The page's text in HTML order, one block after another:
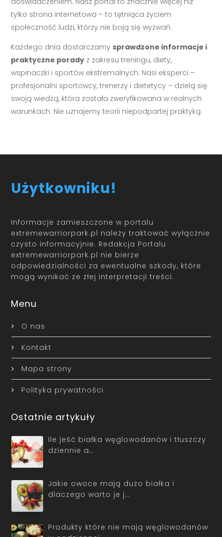
tylko strona internetowa – to tętniąca życiem
społeczność ludzi, którzy nie boją się wyzwań.
Każdego dnia dostarczamy sprawdzone informacje i
praktyczne porady z zakresu treningu, diety,
wspinaczki i sportów ekstremalnych. Nasi eksperci –
profesjonalni sportowcy, trenerzy i dietetycy – dzielą się
swoją wiedzą, która została zweryfikowana w realnych
warunkach. Nie uznajemy teorii niepodpartej praktyką.
Użytkowniku!
Informacje zamieszczone w portalu
extremewarriorpark.pl należy traktować wyłącznie
czysto informacyjnie. Redakcja Portalu
extremewarriorpark.pl nie bierze
odpowiedzialności za ewentualne szkody, które
mogą wynikać ze złej interpretacji treści.
Menu
O nas
Kontakt
Mapa strony
Polityka prywatności
Ostatnie artykuły
Ile jeść białka węglowodanów i tłuszczy
dziennie a…
Jakie owoce mają dużo białka i
dlaczego warto je j…
Produkty które nie mają węglowodanów